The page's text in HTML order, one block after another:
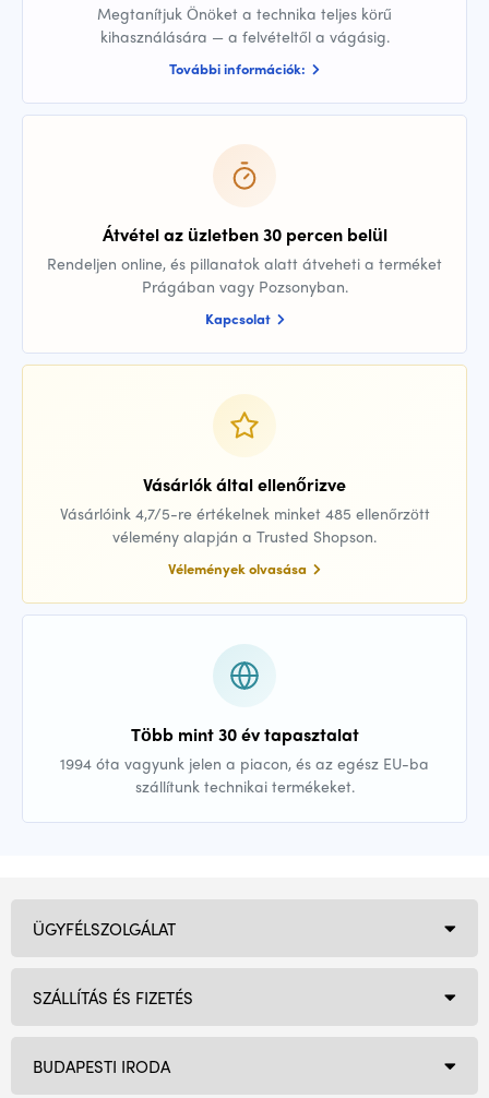
Megtanítjuk Önöket a technika teljes körű
kihasználására — a felvételtől a vágásig.
További információk:
Átvétel az üzletben 30 percen belül
Rendeljen online, és pillanatok alatt átveheti a terméket
Prágában vagy Pozsonyban.
Kapcsolat
Vásárlók által ellenőrizve
Vásárlóink 4,7/5-re értékelnek minket 485 ellenőrzött
vélemény alapján a Trusted Shopson.
Vélemények olvasása
Több mint 30 év tapasztalat
1994 óta vagyunk jelen a piacon, és az egész EU-ba
szállítunk technikai termékeket.
BUDAPESTI IRODA
ÜGYFÉLSZOLGÁLAT
SZÁLLÍTÁS ÉS FIZETÉS